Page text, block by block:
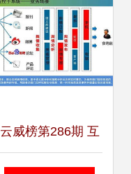
云威榜第286期 互